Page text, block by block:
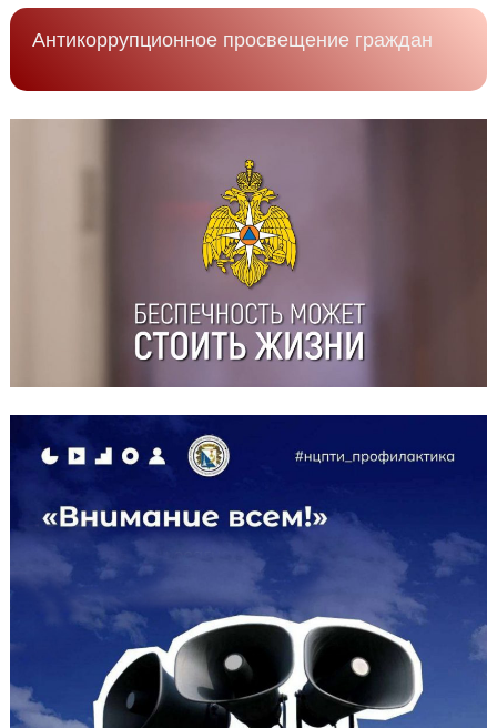
Антикоррупционное просвещение граждан